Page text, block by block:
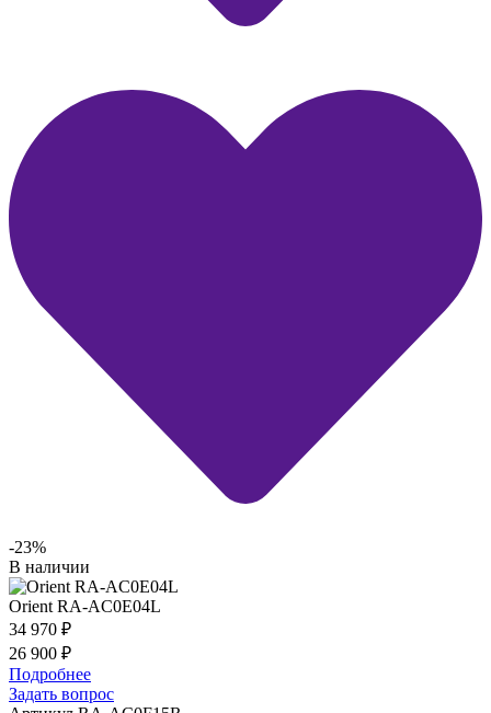
-23%
В наличии
Orient RA-AC0E04L
34 970 ₽
26 900 ₽
Подробнее
Задать вопрос